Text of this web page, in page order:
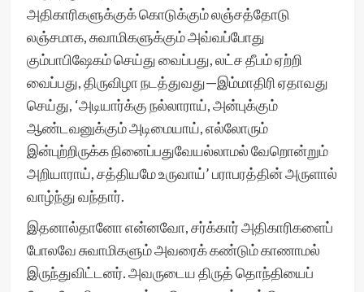
அதிகாரிகளுக்குக் கொடுக்கும் லஞ்சத்தோடு
லஞ்சமாக, சுவாமிகளுக்கும் அவ்வப்போது
கும்பாபிஷேகம் செய்து வைப்பது, லட்ச தீபம் ஏற்றி
வைப்பது, திருவிழா நடத்துவது—இம்மாதிரி ஏதாவது
செய்து, ‘அடியார்க்கு நல்லாராய், அன்புக்கும்
ஆண்டவனுக்கும் அடிமையாய், எல்லோரும்
இன்புற்றிருக்க நினைப்பதுவேயல்லாமல் வேறொன்றும்
அறியாராய், சத்தியமே உருவாய்’ பராபரத்தின் அருளால்
வாழ்ந்து வந்தார்.
இதனால்தானோ என்னவோ, சர்க்கார் அதிகாரிகளைப்
போலவே சுவாமிகளும் அவரைக் கண்டும் காணாமல்
இருந்துவிட்டனர். அவருடைய திருத் தொந்தியைப்